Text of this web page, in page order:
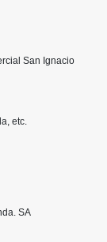
San Ignacio
etc.
SA